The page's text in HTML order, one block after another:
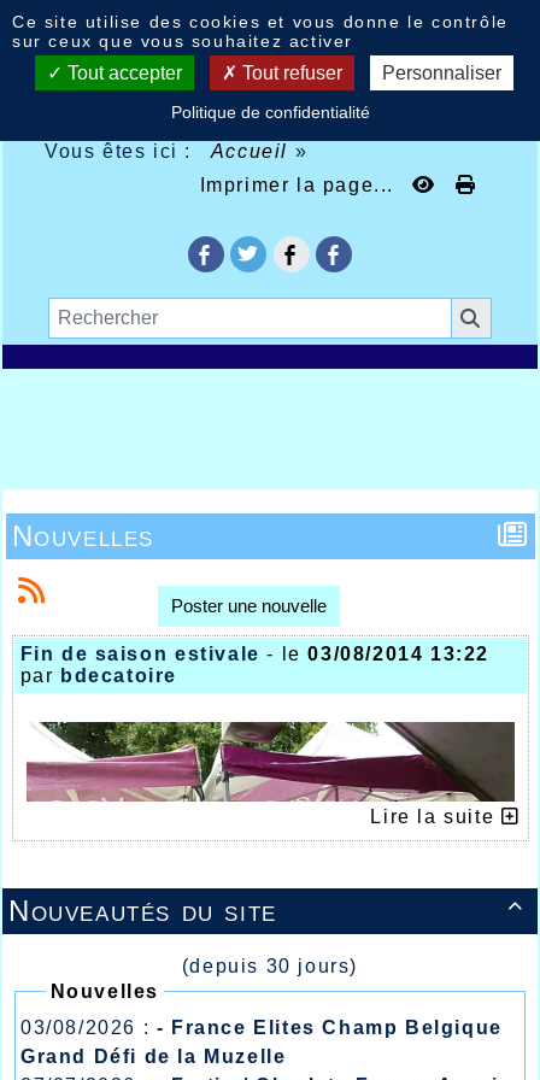
Vous êtes ici : Accueil »
Imprimer la page...

Nouveautés du site
(depuis 30 jours)
Nouvelles
03/08/2026 : - France Elites Champ Belgique
Grand Défi de la Muzelle
Nouvelles
Poster une nouvelle
Fin de saison estivale - le03/08/2014 13:22
par bdecatoire
Lire la suite
Ce site utilise des cookies et vous donne le contrôle
sur ceux que vous souhaitez activer
Tout accepter Tout refuser Personnaliser
Politique de confidentialité